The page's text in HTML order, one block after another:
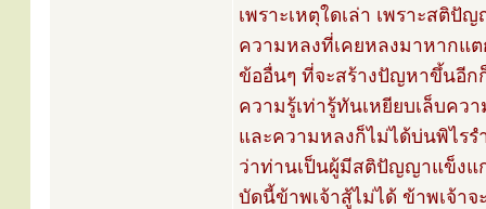
เพราะเหตุใดเล่า เพราะสติปั
ความหลงที่เคยหลงมาหากแต
ข้ออื่นๆ ที่จะสร้างปัญหาขึ้นอีก
ความรู้เท่ารู้ทันเหยียบเล็บคว
และความหลงก็ไม่ได้บ่นพิไรร
ว่าท่านเป็นผู้มีสติปัญญาแข็งแ
บัดนี้ข้าพเจ้าสู้ไม่ได้ ข้าพเจ้า